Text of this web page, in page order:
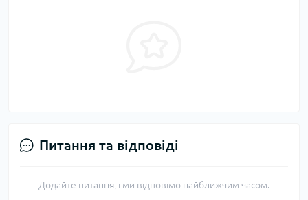
Питання та відповіді
Додайте питання, і ми відповімо найближчим часом.